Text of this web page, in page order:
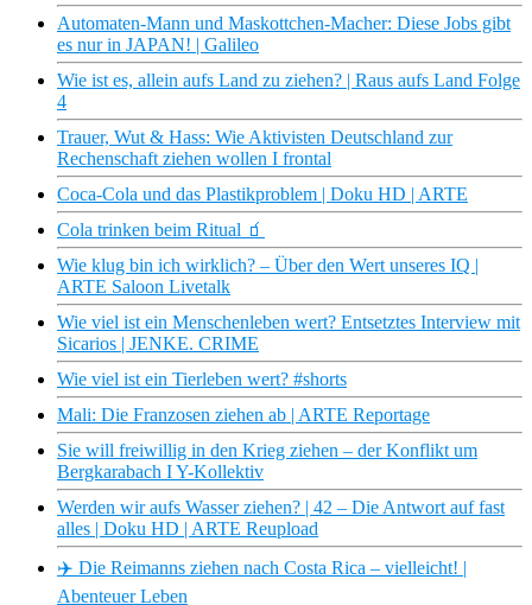
Automaten-Mann und Maskottchen-Macher: Diese Jobs gibt
es nur in JAPAN! | Galileo
Wie ist es, allein aufs Land zu ziehen? | Raus aufs Land Folge
4
Trauer, Wut & Hass: Wie Aktivisten Deutschland zur
Rechenschaft ziehen wollen I frontal
Coca-Cola und das Plastikproblem | Doku HD | ARTE
Cola trinken beim Ritual 🧃
Wie klug bin ich wirklich? – Über den Wert unseres IQ |
ARTE Saloon Livetalk
Wie viel ist ein Menschenleben wert? Entsetztes Interview mit
Sicarios | JENKE. CRIME
Wie viel ist ein Tierleben wert? #shorts
Mali: Die Franzosen ziehen ab | ARTE Reportage
Sie will freiwillig in den Krieg ziehen – der Konflikt um
Bergkarabach I Y-Kollektiv
Werden wir aufs Wasser ziehen? | 42 – Die Antwort auf fast
alles | Doku HD | ARTE Reupload
✈️ Die Reimanns ziehen nach Costa Rica – vielleicht! |
Abenteuer Leben